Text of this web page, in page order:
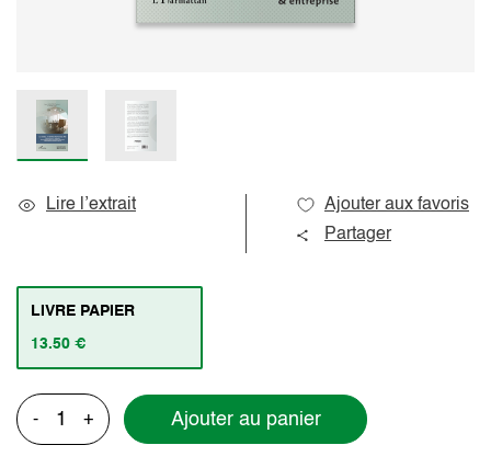
Lire l’extrait
Ajouter aux favoris
Partager
LIVRE PAPIER
13.50 €
- + Ajouter au panier